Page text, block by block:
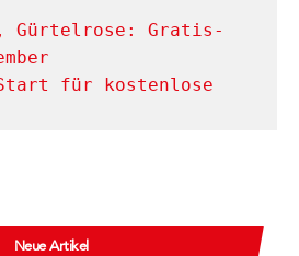
Gürtelrose: Gratis-
für kostenlose
Neue Artikel